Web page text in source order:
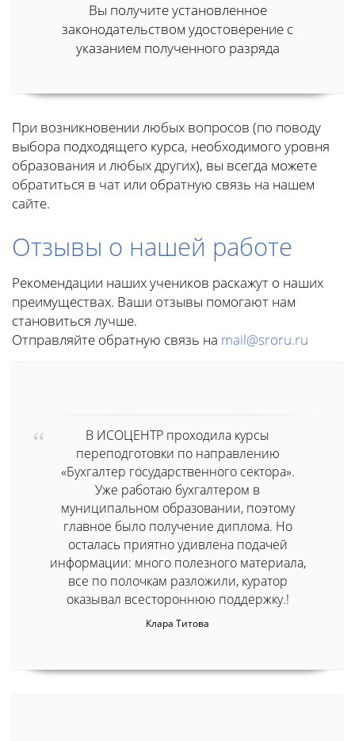
Вы получите установленное
законодательством удостоверение с
указанием полученного разряда
При возникновении любых вопросов (по поводу
выбора подходящего курса, необходимого уровня
образования и любых других), вы всегда можете
обратиться в чат или обратную связь на нашем
сайте.
Отзывы о нашей работе
Рекомендации наших учеников раскажут о наших
преимуществах. Ваши отзывы помогают нам
становиться лучше.
Отправляйте обратную связь на mail@sroru.ru
В ИСОЦЕНТР проходила курсы
переподготовки по направлению
«Бухгалтер государственного сектора».
Уже работаю бухгалтером в
муниципальном образовании, поэтому
главное было получение диплома. Но
осталась приятно удивлена подачей
информации: много полезного материала,
все по полочкам разложили, куратор
оказывал всестороннюю поддержку.!
Клара Титова